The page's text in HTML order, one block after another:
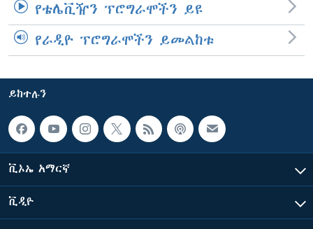
የቴሌቪዥን ፕሮግራሞችን ይዩ
የራዲዮ ፕሮግራሞችን ይመልከቱ
ይከተሉን
ቪኦኤ አማርኛ
ቪዲዮ